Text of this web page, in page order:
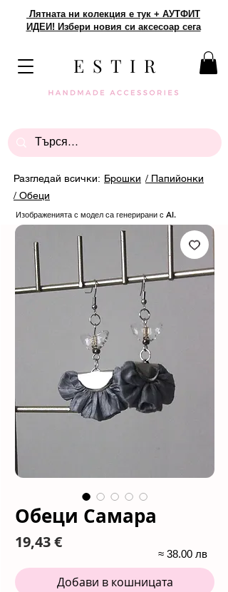
Лятната ни колекция е тук + АУТФИТ
ИДЕИ! Избери новия си аксесоар сега
E S T I R
Разгледай всички: Брошки / Папийонки
/ Обеци
Изображенията с модел са генерирани с AI.
Обеци Самара
19,43 €Цена
Добави в кошницата
≈ 38.00 лв